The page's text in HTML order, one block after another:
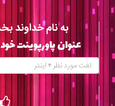
به نام خداوند
عنوان پاورپوینت